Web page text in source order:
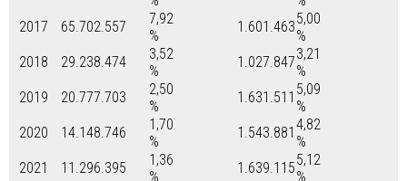
2017
65.702.557
7,92
%
1.601.4635,00
%
2018
29.238.474
3,52
%
1.027.8473,21
%
2019
20.777.703
2,50
%
1.631.511 5,09
%
2020
14.148.746
1,70
%
1.543.881 4,82
%
2021
11.296.395
1,36
%
1.639.1155,12
%